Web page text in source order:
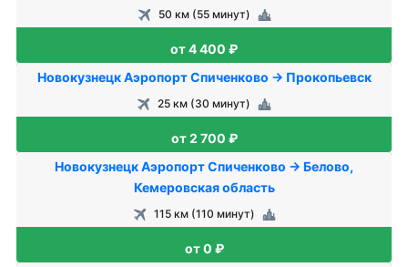
50 км (55 минут)
от 4 400 ₽
Новокузнецк Аэропорт Спиченково → Прокопьевск
25 км (30 минут)
от 2 700 ₽
Новокузнецк Аэропорт Спиченково → Белово,
Кемеровская область
115 км (110 минут)
от 0 ₽